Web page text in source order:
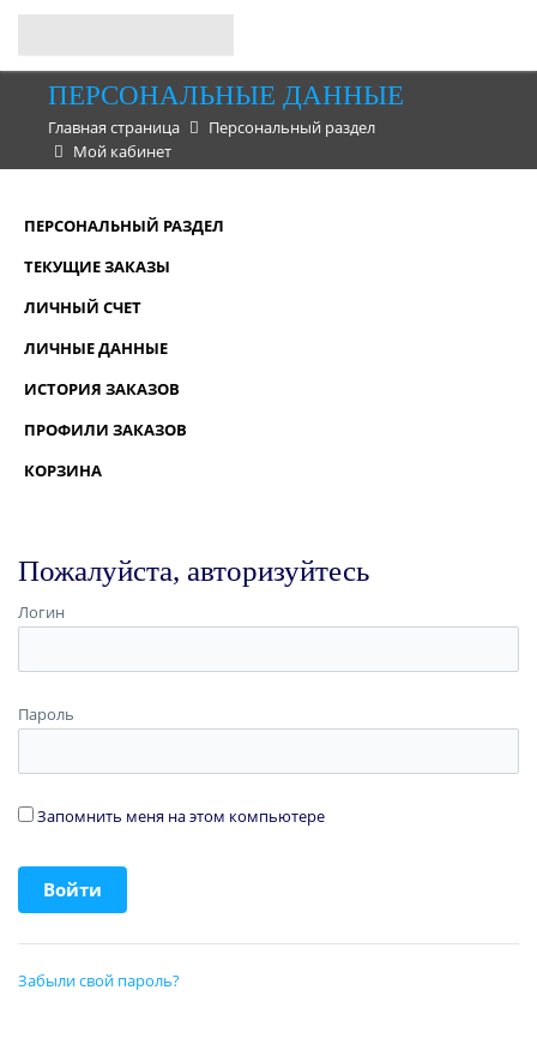
ПЕРСОНАЛЬНЫЕ ДАННЫЕ
Главная страница
Персональный раздел
Мой кабинет
ПЕРСОНАЛЬНЫЙ РАЗДЕЛ
ТЕКУЩИЕ ЗАКАЗЫ
ЛИЧНЫЙ СЧЕТ
ЛИЧНЫЕ ДАННЫЕ
ИСТОРИЯ ЗАКАЗОВ
ПРОФИЛИ ЗАКАЗОВ
КОРЗИНА
Пожалуйста, авторизуйтесь
Логин
Пароль
Запомнить меня на этом компьютере
Забыли свой пароль?